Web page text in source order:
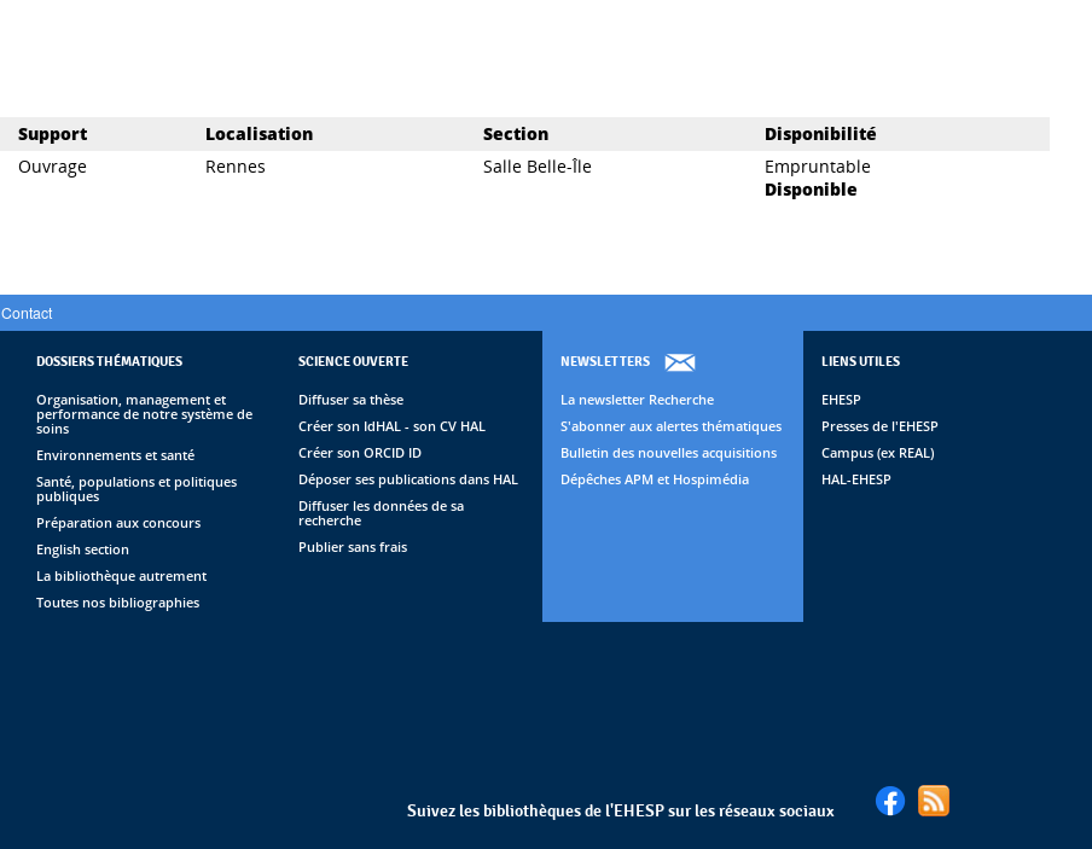
Support Localisation Section
Disponibilité
Ouvrage Rennes Salle Belle-Île
Empruntable
Disponible
Contact
DOSSIERS THÉMATIQUES
Organisation, management et
performance de notre système de
soins
Environnements et santé
Santé, populations et politiques
publiques
Préparation aux concours
English section
La bibliothèque autrement
Toutes nos bibliographies
SCIENCE OUVERTE
Diffuser sa thèse
Créer son IdHAL - son CV HAL
Créer son ORCID ID
Déposer ses publications dans HAL
Diffuser les données de sa
recherche
Publier sans frais
NEWSLETTERS
La newsletter Recherche
S'abonner aux alertes thématiques
Bulletin des nouvelles acquisitions
Dépêches APM et Hospimédia
LIENS UTILES
EHESP
Presses de l'EHESP
Campus (ex REAL)
HAL-EHESP
Suivez les bibliothèques de l'EHESP sur les réseaux sociaux